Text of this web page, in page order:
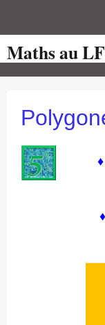
Page d'accueil
Pour les Profs
auto-évaluations
TICE
Programmes
Maths au